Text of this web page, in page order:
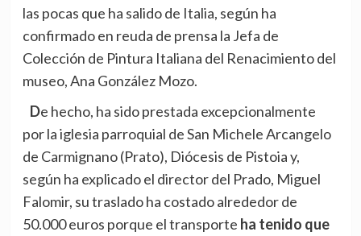
las pocas que ha salido de Italia, según ha
confirmado en reuda de prensa la Jefa de
Colección de Pintura Italiana del Renacimiento del
museo, Ana González Mozo.
De hecho, ha sido prestada excepcionalmente
por la iglesia parroquial de San Michele Arcangelo
de Carmignano (Prato), Diócesis de Pistoia y,
según ha explicado el director del Prado, Miguel
Falomir, su traslado ha costado alrededor de
50.000 euros porque el transporte ha tenido que